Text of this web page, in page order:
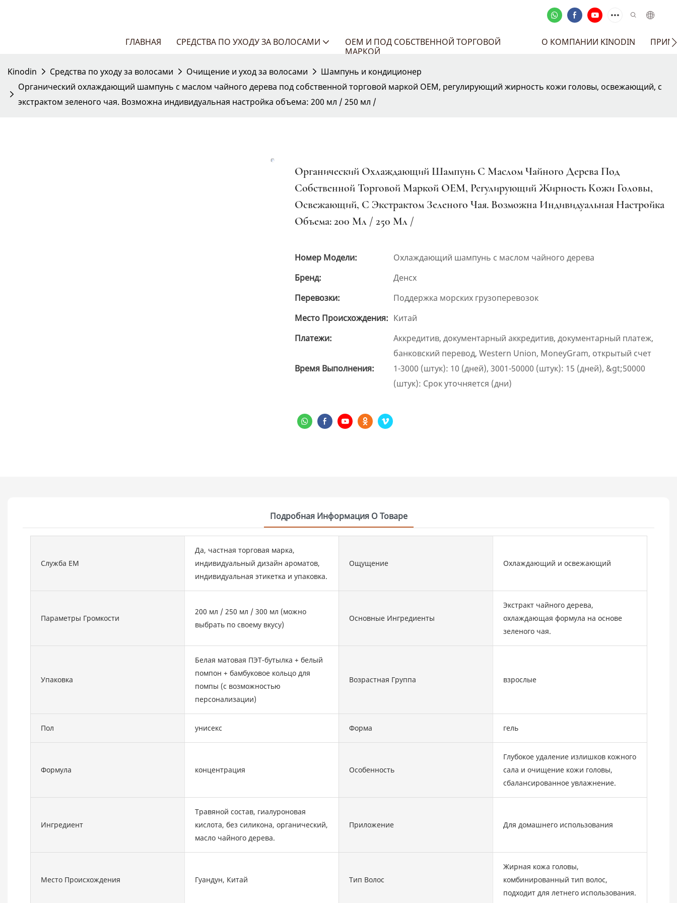
ГЛАВНАЯ СРЕДСТВА ПО УХОДУ ЗА ВОЛОСАМИ
OEM И ПОД СОБСТВЕННОЙ ТОРГОВОЙ
МАРКОЙ
О КОМПАНИИ KINODIN
Kinodin Средства по уходу за волосами Очищение и уход за волосами
Шампунь и кондиционер
Органический охлаждающий шампунь с маслом чайного дерева под собственной торговой маркой OEM, регулирующий жирность кожи головы, освежающий, с
экстрактом зеленого чая. Возможна индивидуальная настройка объема: 200 мл / 250 мл /
Органический Охлаждающий Шампунь С Маслом Чайного Дерева Под
Собственной Торговой Маркой OEM, Регулирующий Жирность Кожи Головы,
Освежающий, С Экстрактом Зеленого Чая. Возможна Индивидуальная Настройка
Объема: 200 Мл / 250 Мл /
Номер Модели:
Охлаждающий шампунь с маслом чайного дерева
Бренд:
Денсх
Перевозки:
Поддержка морских грузоперевозок
Место Происхождения: Китай
Платежи:
Аккредитив, документарный аккредитив, документарный платеж,
банковский перевод, Western Union, MoneyGram, открытый счет
Время Выполнения:
1-3000 (штук): 10 (дней), 3001-50000 (штук): 15 (дней), &gt;50000
(штук): Срок уточняется (дни)
Подробная Информация О Товаре
Служба EM
Да, частная торговая марка,
индивидуальный дизайн ароматов,
индивидуальная этикетка и упаковка.
Ощущение Охлаждающий и освежающий
Параметры Громкости
200 мл / 250 мл / 300 мл (можно
выбрать по своему вкусу)
Основные Ингредиенты
Экстракт чайного дерева,
охлаждающая формула на основе
зеленого чая.
Упаковка
Белая матовая ПЭТ-бутылка + белый
помпон + бамбуковое кольцо для
помпы (с возможностью
персонализации)
Возрастная Группа взрослые
Пол унисекс Форма гель
Формула концентрация Особенность
Глубокое удаление излишков кожного
сала и очищение кожи головы,
сбалансированное увлажнение.
Ингредиент
Травяной состав, гиалуроновая
кислота, без силикона, органический,
масло чайного дерева.
Приложение Для домашнего использования
Место Происхождения Гуандун, Китай Тип Волос
Жирная кожа головы,
комбинированный тип волос,
подходит для летнего использования.